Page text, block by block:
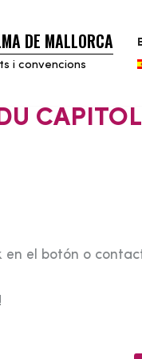
DE MALLORCA
i convencions
en el botón o
!